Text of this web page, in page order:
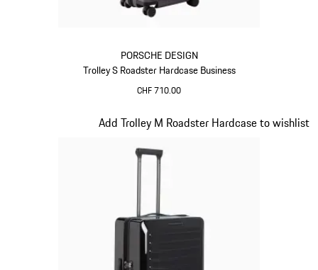
PORSCHE DESIGN
Trolley S Roadster Hardcase Business
CHF 710.00
Add Trolley M Roadster Hardcase to wishlist
Diapositiva 11 di 20